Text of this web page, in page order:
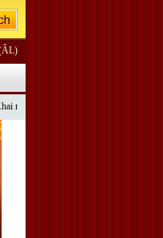
tu Phật đản Online “Tỏa Ngát